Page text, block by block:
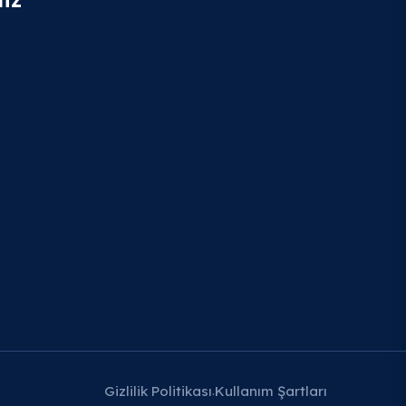
Gizlilik Politikası Kullanım Şartları